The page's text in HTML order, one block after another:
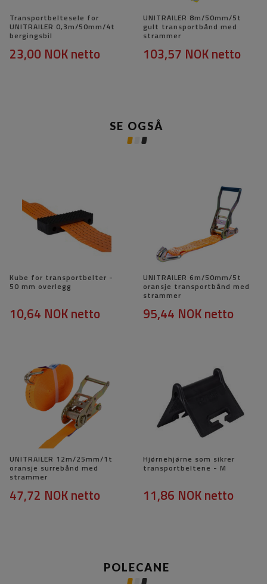
Transportbeltesele for
UNITRAILER 0,3m/50mm/4t
bergingsbil
23,00 NOKnetto
UNITRAILER 8m/50mm/5t
gult transportbånd med
strammer
103,57 NOKnetto
SE OGSÅ
Kube for transportbelter -
50 mm overlegg
10,64 NOKnetto
UNITRAILER 6m/50mm/5t
oransje transportbånd med
strammer
95,44 NOKnetto
UNITRAILER 12m/25mm/1t
oransje surrebånd med
strammer
47,72 NOKnetto
Hjørnehjørne som sikrer
transportbeltene - M
11,86 NOKnetto
POLECANE